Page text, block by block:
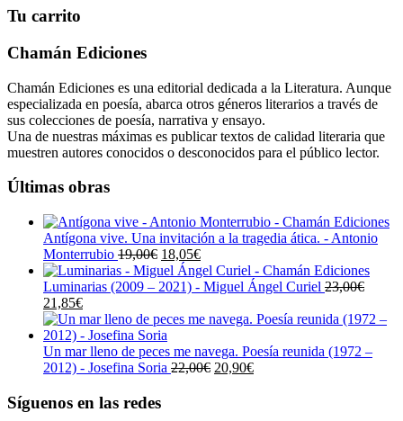
Tu carrito
Chamán Ediciones
Chamán Ediciones es una editorial dedicada a la Literatura. Aunque
especializada en poesía, abarca otros géneros literarios a través de
sus colecciones de poesía, narrativa y ensayo.
Una de nuestras máximas es publicar textos de calidad literaria que
muestren autores conocidos o desconocidos para el público lector.
Últimas obras
Antígona vive. Una invitación a la tragedia ática. - Antonio
Monterrubio 19,00€ El
precio
original
19,00€.
18,05€El
precio
actual
18,05€.
Luminarias (2009 – 2021) - Miguel Ángel Curiel 23,00€
El
precio
original
era:
23,00€.
21,85€El
precio
actual
es:
21,85€.
Un mar lleno de peces me navega. Poesía reunida (1972 –
2012) - Josefina Soria 22,00€ El
20,90€El
Síguenos en las redes